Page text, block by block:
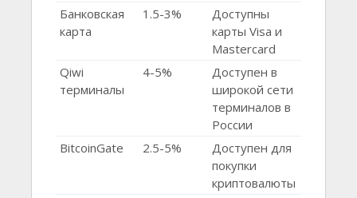
Банковская
карта
1.5-3%
Доступны
карты Visa и
Mastercard
Qiwi
терминалы
4-5%
Доступен в
широкой сети
терминалов в
России
BitcoinGate
2.5-5%
Доступен для
покупки
криптовалюты